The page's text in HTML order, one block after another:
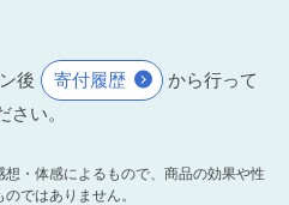
後 寄付履歴
から行って
さい。
・体感によるもので、商品の効果や性
ではありません。